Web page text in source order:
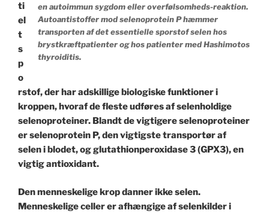
en autoimmun sygdom eller overfølsomheds-reaktion.
Autoantistoffer mod selenoprotein P hæmmer
transporten af det essentielle sporstof selen hos
brystkræftpatienter og hos patienter med Hashimotos
thyroiditis.
ti
el
t
s
p
o
rstof, der har adskillige biologiske funktioner i
kroppen, hvoraf de fleste udføres af selenholdige
selenoproteiner. Blandt de vigtigere selenoproteiner
er selenoprotein P, den vigtigste transportør af
selen i blodet, og glutathionperoxidase 3 (GPX3), en
vigtig antioxidant.
Den menneskelige krop danner ikke selen.
Menneskelige celler er afhængige af selenkilder i